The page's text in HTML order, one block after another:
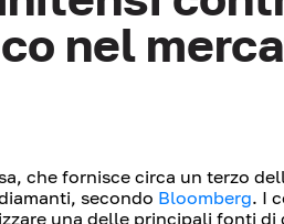
nel
che fornisce circa un terzo
secondo Bloomberg. I
una delle principali fonti di